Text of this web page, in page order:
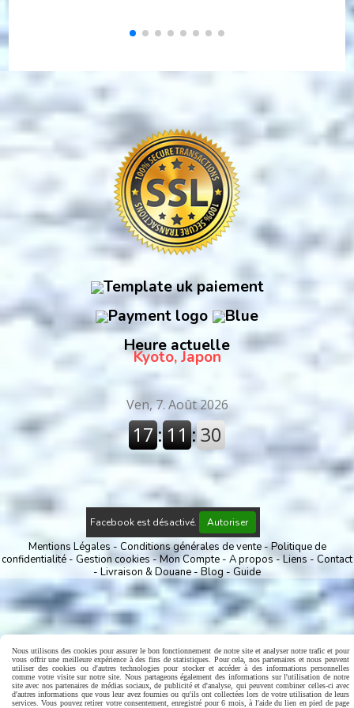
Heure actuelle
Kyoto, Japon
Facebook est désactivé. Autoriser
Mentions Légales Conditions générales de vente
Politique de
confidentialité
Gestion cookies Mon Compte A propos Liens
Contact
Livraison & Douane
Blog Guide
Nous utilisons des cookies pour assurer le bon fonctionnement de notre site et analyser notre trafic et pour
vous offrir une meilleure expérience à des fins de statistiques. Pour cela, nos partenaires et nous peuvent
utiliser des cookies ou d'autres technologies pour stocker et accéder à des informations personnelles
comme votre visite sur notre site. Nous partageons également des informations sur l'utilisation de notre
site avec nos partenaires de médias sociaux, de publicité et d'analyse, qui peuvent combiner celles-ci avec
d'autres informations que vous leur avez fournies ou qu'ils ont collectées lors de votre utilisation de leurs
services. Vous pouvez retirer votre consentement, enregistré pour 6 mois, à l'aide du lien en pied de page